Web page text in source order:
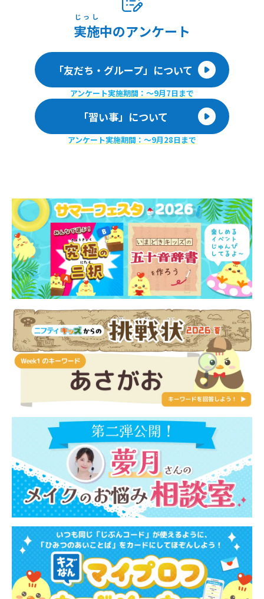
実施
じっし
中のアンケート
「友だち・グループ」について
アンケート実施期間：〜9月7日まで
「習い事」について
アンケート実施期間：〜9月28日まで